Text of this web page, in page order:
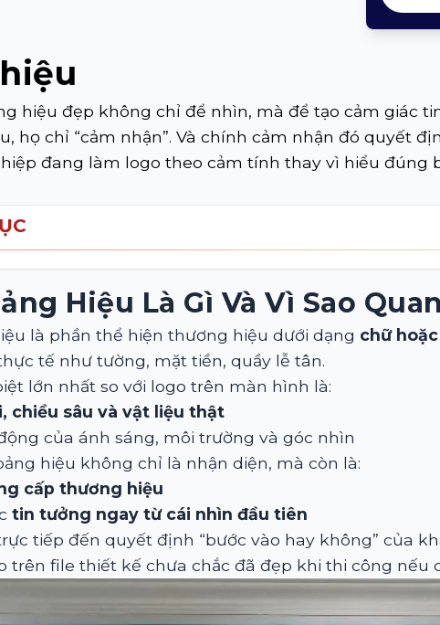
hiệu đẹp không chỉ để nhìn, mà để tạo cảm giác
họ chỉ “cảm nhận”. Và chính cảm nhận đó quyết
đang làm logo theo cảm tính thay vì hiểu đúng
Hiệu Là Gì Và Vì Sao
là phần thể hiện thương hiệu dưới dạng chữ
tế như tường, mặt tiền, quầy lễ tân.
lớn nhất so với logo trên màn hình là:
chiều sâu và vật liệu thật
của ánh sáng, môi trường và góc nhìn
hiệu không chỉ là nhận diện, mà còn là:
cấp thương hiệu
tin tưởng ngay từ cái nhìn đầu tiên
tiếp đến quyết định “bước vào hay không” của
trên file thiết kế chưa chắc đã đẹp khi thi công nếu